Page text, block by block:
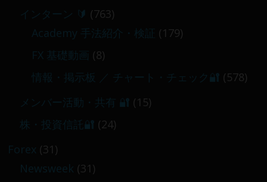
インターン 🔰 (763)
Academy 手法紹介・検証 (179)
FX 基礎動画 (8)
情報・掲示板 ／ チャート・チェック🔐 (578)
メンバー活動・共有 🔐 (15)
株・投資信託🔐 (24)
Forex (31)
Newsweek (31)